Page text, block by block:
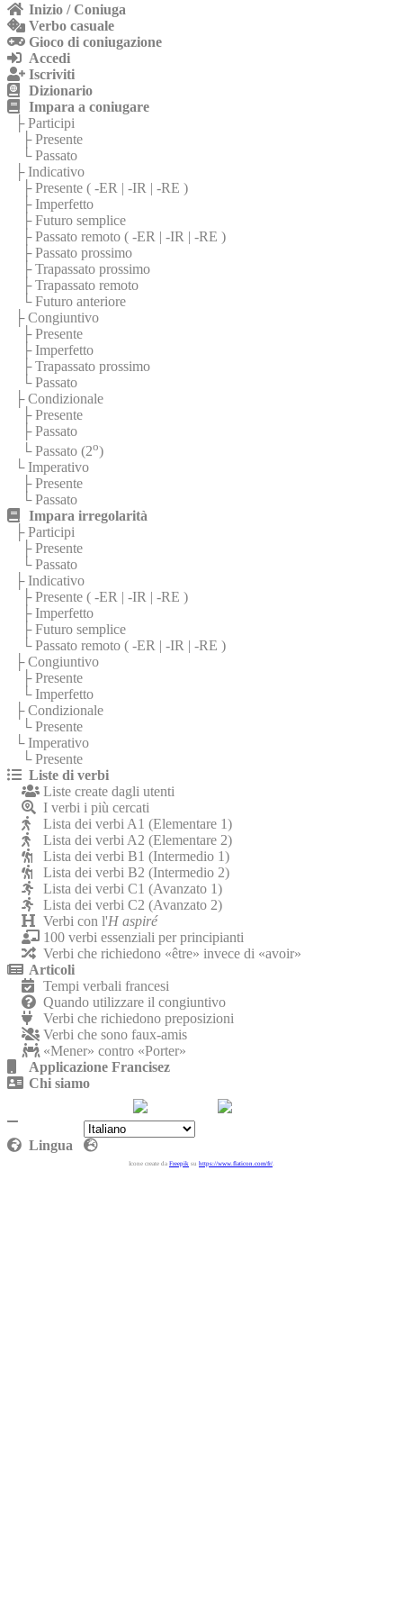
Inizio / Coniuga
Verbo casuale
Gioco di coniugazione
Accedi
Iscriviti
Dizionario
Impara a coniugare
├ Participi
├ Presente
└ Passato
├ Indicativo
├ Presente ( -ER | -IR | -RE )
├ Imperfetto
├ Futuro semplice
├ Passato remoto ( -ER | -IR | -RE )
├ Passato prossimo
├ Trapassato prossimo
├ Trapassato remoto
└ Futuro anteriore
├ Congiuntivo
├ Presente
├ Imperfetto
├ Trapassato prossimo
└ Passato
├ Condizionale
├ Presente
├ Passato
└ Passato (2o)
└ Imperativo
├ Presente
└ Passato
Impara irregolarità
├ Participi
├ Presente
└ Passato
├ Indicativo
├ Presente ( -ER | -IR | -RE )
├ Imperfetto
├ Futuro semplice
└ Passato remoto ( -ER | -IR | -RE )
├ Congiuntivo
├ Presente
└ Imperfetto
├ Condizionale
└ Presente
└ Imperativo
└ Presente
Liste di verbi
Liste create dagli utenti
I verbi i più cercati
Lista dei verbi A1 (Elementare 1)
Lista dei verbi A2 (Elementare 2)
Lista dei verbi B1 (Intermedio 1)
Lista dei verbi B2 (Intermedio 2)
Lista dei verbi C1 (Avanzato 1)
Lista dei verbi C2 (Avanzato 2)
Verbi con l'H aspiré
100 verbi essenziali per principianti
Verbi che richiedono «être» invece di «avoir»
Articoli
Tempi verbali francesi
Quando utilizzare il congiuntivo
Verbi che richiedono preposizioni
Verbi che sono faux-amis
«Mener» contro «Porter»
Applicazione Francisez
Chi siamo
Politica sulla riservatezza
Lingua
Icone create da Freepik su https://www.flaticon.com/fr/.